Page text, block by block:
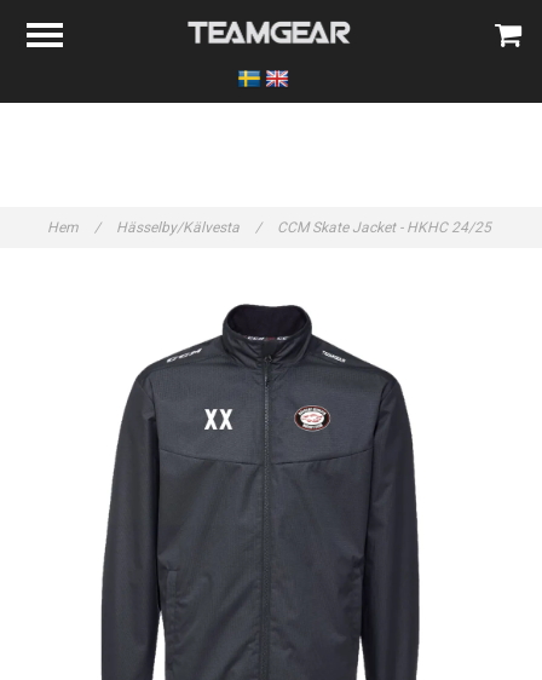
Hem / Hässelby/Kälvesta / CCM Skate Jacket - HKHC 24/25